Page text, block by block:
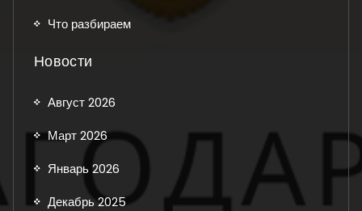
Что разбираем
Новости
Август 2026
Март 2026
Январь 2026
Декабрь 2025